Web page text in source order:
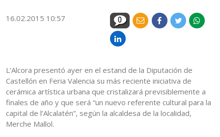
16.02.2015 10:57 0
L’Alcora presentó ayer en el estand de la Diputación de
Castellón en Feria Valencia su más reciente iniciativa de
cerámica artística urbana que cristalizará previsiblemente a
finales de año y que será “un nuevo referente cultural para la
capital de l’Alcalatén”, según la alcaldesa de la localidad,
Merche Mallol.